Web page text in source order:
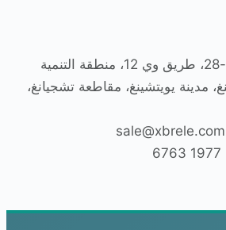
رقم 196-28، طريق وي 12، منطقة التنمية
مدينة يويتشينغ، مقاطعة تشجيانغ،